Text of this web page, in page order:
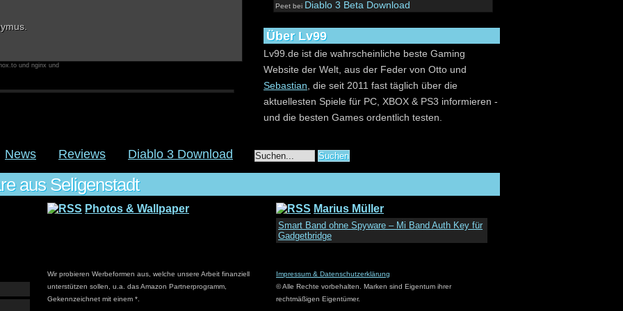
und nginx und
Peet bei Diablo 3 Beta Download
Über Lv99
Lv99.de ist die wahrscheinliche beste Gaming
Website der Welt, aus der Feder von Otto und
Sebastian , die seit 2011 fast täglich über die
aktuellesten Spiele für PC, XBOX & PS3 informieren -
und die besten Games ordentlich testen.
Gastautor werden
bist du hier herzlich willkommen.
Schreib einfach eine Mail an mm@Lv99.de und du
bist im Team.
Kontakt & Werbeanfragen
Bitte an mm@Lv99.de - wir versuchen
News Reviews Diablo 3 Download
aus Seligenstadt
Photos & Wallpaper Marius Müller
Smart Band ohne Spyware – Mi Band Auth Key für
Gadgetbridge
Wir probieren Werbeformen aus, welche unsere Arbeit finanziell
unterstützen sollen, u.a. das Amazon Partnerprogramm,
Gekennzeichnet mit einem *.
Impressum & Datenschutzerklärung
© Alle Rechte vorbehalten. Marken sind Eigentum ihrer
rechtmäßigen Eigentümer.